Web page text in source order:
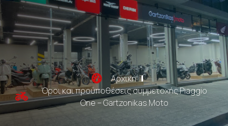
Αρχική
Όροι και προϋποθέσεις συμμετοχής Piaggio
One – Gartzonikas Moto